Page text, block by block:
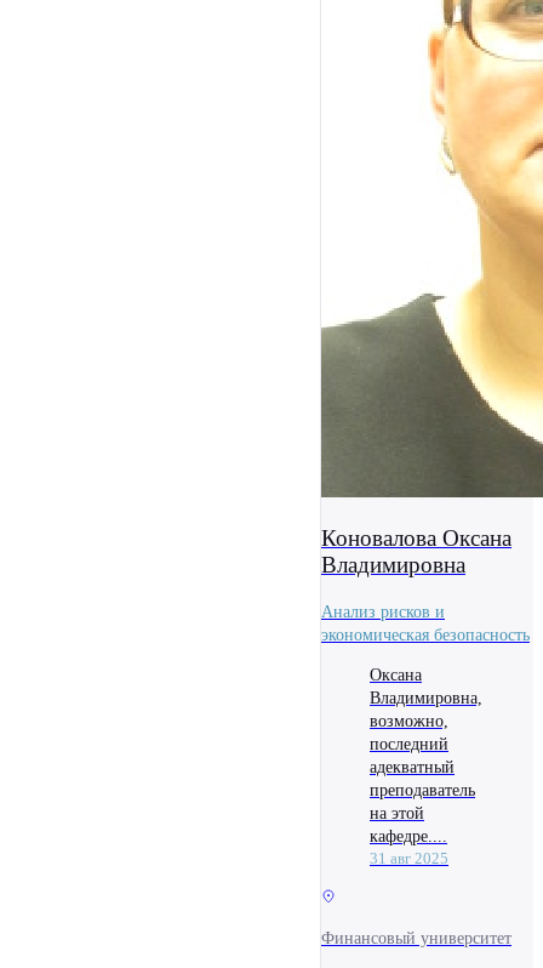
Коновалова Оксана
Владимировна
Анализ рисков и
экономическая безопасность
Оксана
Владимировна,
возможно,
последний
адекватный
преподаватель
на этой
кафедре....
31 авг 2025
Финансовый университет